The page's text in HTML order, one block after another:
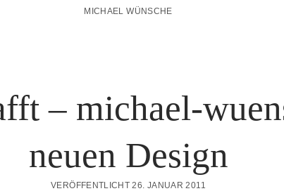
MICHAEL WÜNSCHE
– michael-
neuen Design
VERÖFFENTLICHT 26. JANUAR 2011